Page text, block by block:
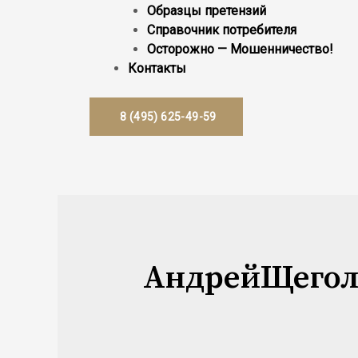
Образцы претензий
Справочник потребителя
Осторожно — Мошенничество!
Контакты
8 (495) 625-49-59